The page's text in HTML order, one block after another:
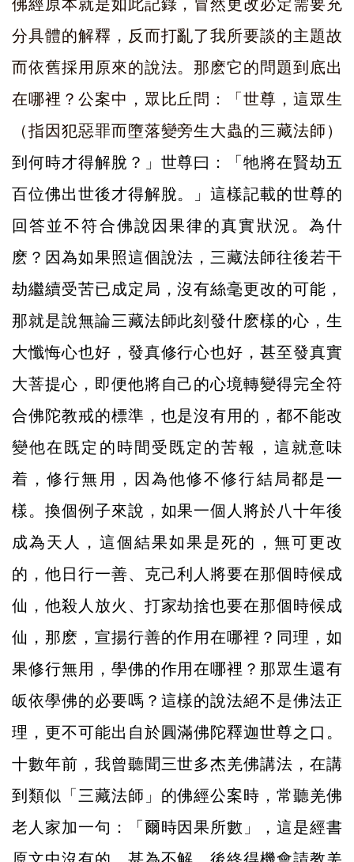
佛經原本就是如此記錄，冒然更改必定需要充
分具體的解釋，反而打亂了我所要談的主題故
而依舊採用原來的說法。那麽它的問題到底出
在哪裡？公案中，眾比丘問：「世尊，這眾生
（指因犯惡罪而墮落變旁生大蟲的三藏法師）
到何時才得解脫？」世尊曰：「牠將在賢劫五
百位佛出世後才得解脫。」這樣記載的世尊的
回答並不符合佛說因果律的真實狀況。為什
麽？因為如果照這個說法，三藏法師往後若干
劫繼續受苦已成定局，沒有絲毫更改的可能，
那就是說無論三藏法師此刻發什麽樣的心，生
大懺悔心也好，發真修行心也好，甚至發真實
大菩提心，即便他將自己的心境轉變得完全符
合佛陀教戒的標準，也是沒有用的，都不能改
變他在既定的時間受既定的苦報，這就意味
着，修行無用，因為他修不修行結局都是一
樣。換個例子來說，如果一個人將於八十年後
成為天人，這個結果如果是死的，無可更改
的，他日行一善、克己利人將要在那個時候成
仙，他殺人放火、打家劫捨也要在那個時候成
仙，那麽，宣揚行善的作用在哪裡？同理，如
果修行無用，學佛的作用在哪裡？那眾生還有
皈依學佛的必要嗎？這樣的說法絕不是佛法正
理，更不可能出自於圓滿佛陀釋迦世尊之口。
十數年前，我曾聽聞三世多杰羌佛講法，在講
到類似「三藏法師」的佛經公案時，常聽羌佛
老人家加一句：「爾時因果所數」，這是經書